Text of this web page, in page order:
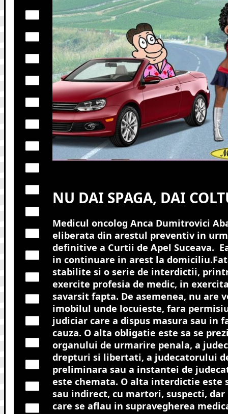
NU DAI SPAGA, DAI
Medicul oncolog Anca Dumitrovici
eliberata din arestul preventiv in
definitive a Curtii de Apel Suceava.
in continuare in arest la domiciliu.
stabilite si o serie de interdictii,
exercite profesia de medic, in
savarsit fapta. De asemenea, nu are
imobilul unde locuieste, fara
judiciar care a dispus masura sau in
cauza. O alta obligatie este sa se
organului de urmarire penala, a
drepturi si libertati, a judecatorului
preliminara sau a instantei de
este chemata. O alta interdictie este
sau indirect, cu martori, suspecti,
care se aflau in supravegherea